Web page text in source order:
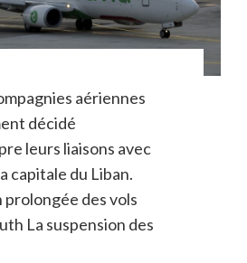
aériennes
décidé
leurs liaisons avec
capitale du Liban.
prolongée des vols
La suspension des